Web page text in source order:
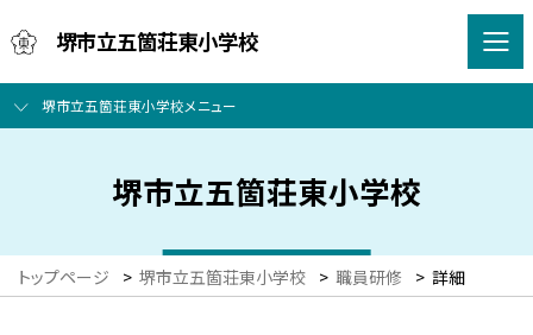
堺市立五箇荘東小学校
堺市立五箇荘東小学校メニュー
堺市立五箇荘東小学校
トップページ > 堺市立五箇荘東小学校 > 職員研修 > 詳細